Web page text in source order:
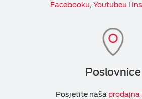
Facebooku, Youtubeu i
Poslovnice
Posjetite naša prodajna